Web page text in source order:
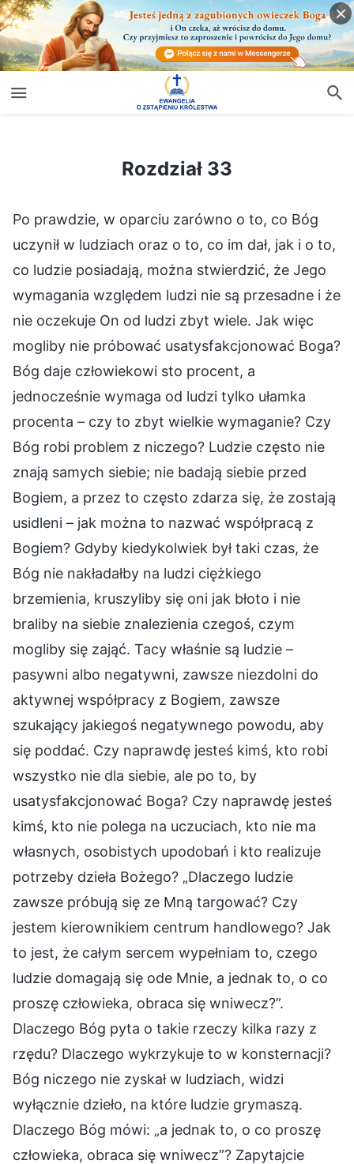
Rozdział 33
Po prawdzie, w oparciu zarówno o to, co Bóg
uczynił w ludziach oraz o to, co im dał, jak i o to,
co ludzie posiadają, można stwierdzić, że Jego
wymagania względem ludzi nie są przesadne i że
nie oczekuje On od ludzi zbyt wiele. Jak więc
mogliby nie próbować usatysfakcjonować Boga?
Bóg daje człowiekowi sto procent, a
jednocześnie wymaga od ludzi tylko ułamka
procenta – czy to zbyt wielkie wymaganie? Czy
Bóg robi problem z niczego? Ludzie często nie
znają samych siebie; nie badają siebie przed
Bogiem, a przez to często zdarza się, że zostają
usidleni – jak można to nazwać współpracą z
Bogiem? Gdyby kiedykolwiek był taki czas, że
Bóg nie nakładałby na ludzi ciężkiego
brzemienia, kruszyliby się oni jak błoto i nie
braliby na siebie znalezienia czegoś, czym
mogliby się zająć. Tacy właśnie są ludzie –
pasywni albo negatywni, zawsze niezdolni do
aktywnej współpracy z Bogiem, zawsze
szukający jakiegoś negatywnego powodu, aby
się poddać. Czy naprawdę jesteś kimś, kto robi
wszystko nie dla siebie, ale po to, by
usatysfakcjonować Boga? Czy naprawdę jesteś
kimś, kto nie polega na uczuciach, kto nie ma
własnych, osobistych upodobań i kto realizuje
potrzeby dzieła Bożego? „Dlaczego ludzie
zawsze próbują się ze Mną targować? Czy
jestem kierownikiem centrum handlowego? Jak
to jest, że całym sercem wypełniam to, czego
ludzie domagają się ode Mnie, a jednak to, o co
proszę człowieka, obraca się wniwecz?”.
Dlaczego Bóg pyta o takie rzeczy kilka razy z
rzędu? Dlaczego wykrzykuje to w konsternacji?
Bóg niczego nie zyskał w ludziach, widzi
wyłącznie dzieło, na które ludzie grymaszą.
Dlaczego Bóg mówi: „a jednak to, o co proszę
człowieka, obraca się wniwecz”? Zapytajcie